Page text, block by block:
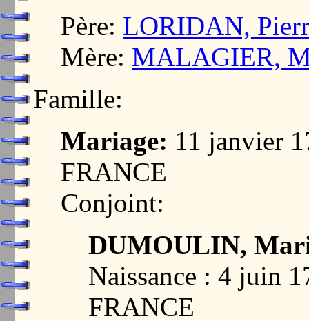
Père: LORIDAN,
Mère: MALAGIER,
Famille:
Mariage: 11 janvier
FRANCE
Conjoint:
DUMOULIN,
Naissance : 4 juin
FRANCE